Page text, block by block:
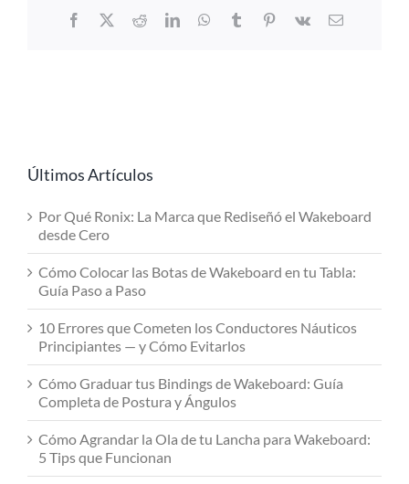
Facebook
X RedditLinkedInWhatsApp
TumblrPinterest
Vk Email
Últimos Artículos
Por Qué Ronix: La Marca que Rediseñó el Wakeboard
desde Cero
Cómo Colocar las Botas de Wakeboard en tu Tabla:
Guía Paso a Paso
10 Errores que Cometen los Conductores Náuticos
Principiantes — y Cómo Evitarlos
Cómo Graduar tus Bindings de Wakeboard: Guía
Completa de Postura y Ángulos
Cómo Agrandar la Ola de tu Lancha para Wakeboard:
5 Tips que Funcionan